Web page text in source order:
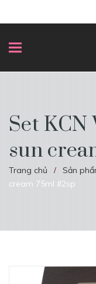
Set
sun
Trang chủ / Sản
cream 75ml #2sp